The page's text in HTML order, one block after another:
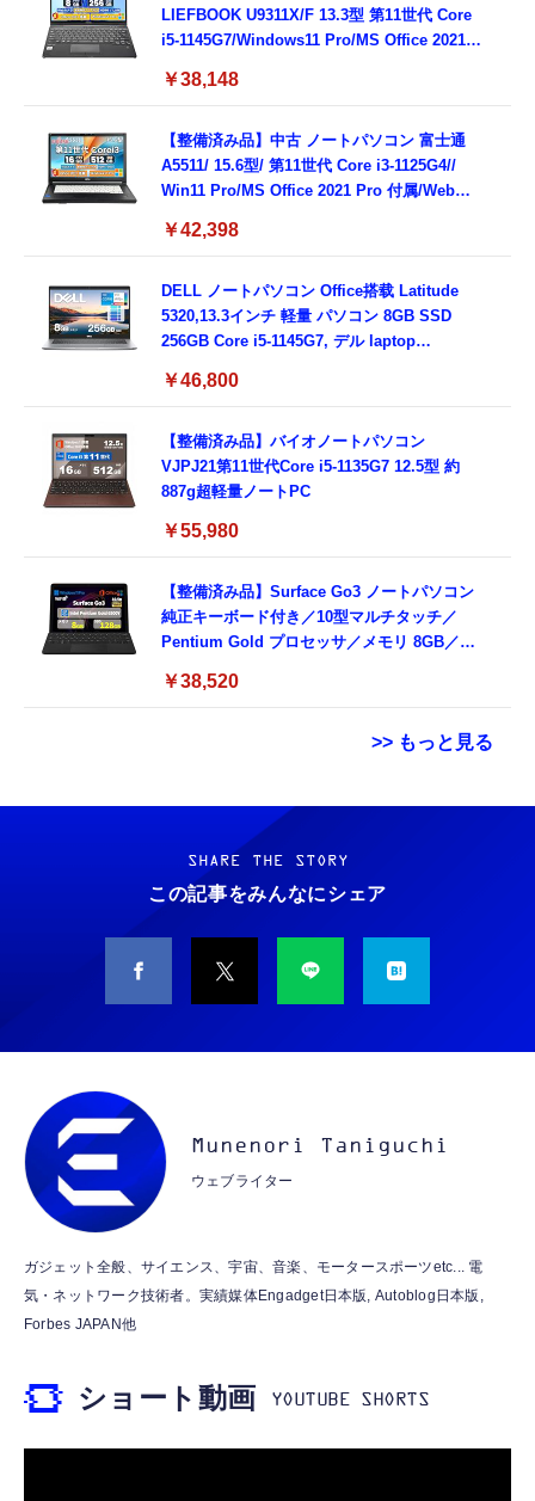
LIEFBOOK U9311X/F 13.3型 第11世代 Core
i5-1145G7/Windows11 Pro/MS Office 2021搭
Type-C/360度回転対応/有線静音マウス付
8GB,SSD256GB)
￥38,148
【整備済み品】中古 ノートパソコン 富士通
A5511/ 15.6型/ 第11世代 Core i3-1125G4//
Win11 Pro/MS Office 2021 Pro 付属/Webカ
3.0)/ 有線静音マウス付属/ 180日保証（メモリ
￥42,398
DELL ノートパソコン Office搭载 Latitude
5320,13.3インチ 軽量 パソコン 8GB SSD
256GB Core i5-1145G7, デル laptop
ド付き (整備済み品)
￥46,800
【整備済み品】バイオノートパソコン
VJPJ21第11世代Core i5-1135G7 12.5型 約
887g超軽量ノートPC
￥55,980
【整備済み品】Surface Go3 ノートパソコン
純正キーボード付き／10型マルチタッチ／
Pentium Gold プロセッサ／メモリ 8GB／
Bluetooth5.0／USB-C／1080p顔認証カメラ
￥38,520
>> もっと見る
Grithope イヤホン タイプC【2026新モデル
耐久性】 有線イヤホン マイク付き HiFi音質
ノイズ低減 重低音 遅延なし
￥949
タイプc 寝ホンイヤホン 寝ホン type-c 有線
睡眠用イヤホン 【音質強化バージョン
￥2,199
MFi認証 【ハイレゾ音質】 内蔵DAC 遅延な
し 48ビット/96KHz 音量調節対応
【HIFI音質】iphone イヤホンジャック ライ
トニング イヤホン 変換 MFI認証 4極 内蔵
寝ホン 睡眠用イヤホン 寝ながら 痛くない 超
霊界コミュニケーションロボット BAKETAN
WARASHI ばけたん ワラシ 改 KAI
￥5,400
M10SR AIペット（コミュニケーションロボッ
ト）
ット）
￥53,900
霊界コミュニケーションロボット BAKETAN
【ペットロボット 】lopeto AI robot チャー
ジングベース付き ロペット 充電ベース付き
SHARE THE STORY
この記事をみんなにシェア
Munenori Taniguchi
ウェブライター
ガジェット全般、サイエンス、宇宙、音楽、モータースポーツetc... 電
気・ネットワーク技術者。実績媒体Engadget日本版, Autoblog日本版,
Forbes JAPAN他
ショート動画